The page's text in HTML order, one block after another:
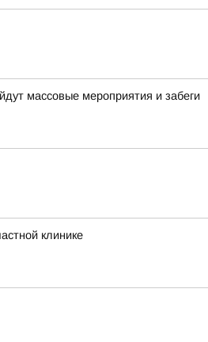
массовые мероприятия и забеги
клинике